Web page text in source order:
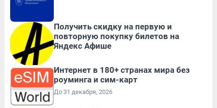
Получить скидку на первую и
повторную покупку билетов на
Яндекс Афише
Интернет в 180+ странах мира без
роуминга и сим-карт
До 31 декабря, 2026